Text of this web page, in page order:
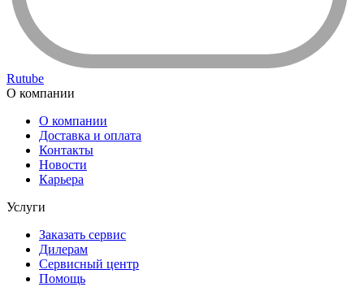
Rutube
О компании
О компании
Доставка и оплата
Контакты
Новости
Карьера
Услуги
Заказать сервис
Дилерам
Сервисный центр
Помощь